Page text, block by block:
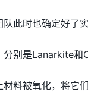
此时也确定好了实
分别是Lanarkite和
料被氧化，将它